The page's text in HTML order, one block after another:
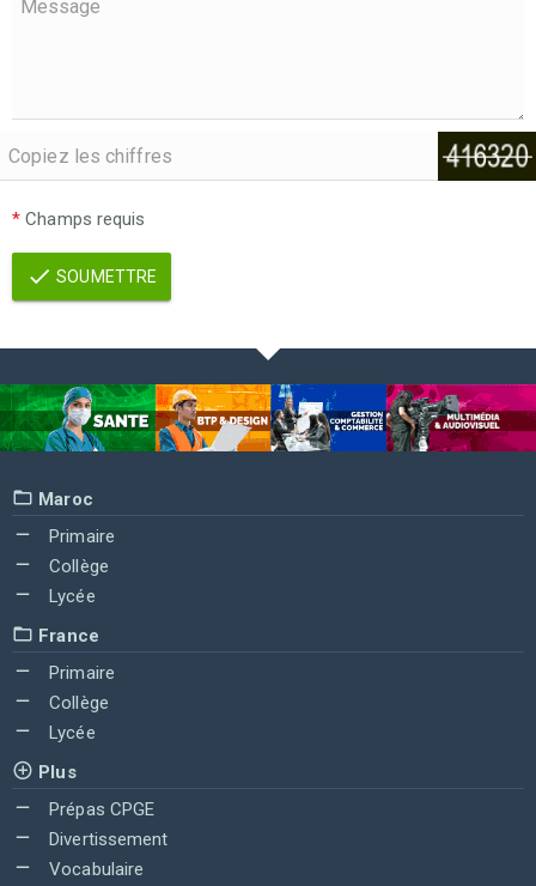
* Champs requis
SOUMETTRE
Maroc
Primaire
Collège
Lycée
France
Primaire
Collège
Lycée
Plus
Prépas CPGE
Divertissement
Vocabulaire